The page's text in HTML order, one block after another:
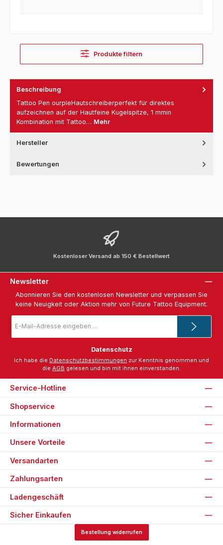
Produkte filtern
Beschreibung
Tattoo Pen ourpleHautschreiberperfekt für direktes
aufzeichnen auf der Hautfeine Kugelspitze, 1 mmin
Kombination mit Tattoo… Mehr
Hersteller
Bewertungen
Kostenloser Versand ab 150 € Bestellwert
Newsletter
Abonnieren Sie den kostenlosen Newsletter und verpassen Sie
keine Neuigkeit oder Aktion mehr von Future Tattoo Equipment.
Mail-
*
Datenschutz
Ich habe die Datenschutzbestimmungen zur Kenntnis genommen und
die AGB gelesen und bin mit ihnen einverstanden.
Service-Hotline
Shopservice
Informationen
Unsere Vorteile
Versandarten
Zahlungsarten
Ladengeschäft
Sicher Einkaufen
Bestellung widerrufen